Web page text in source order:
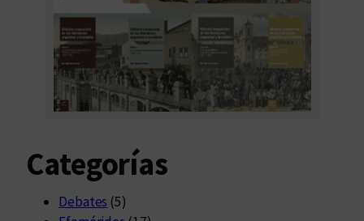
Categorías
Debates (5)